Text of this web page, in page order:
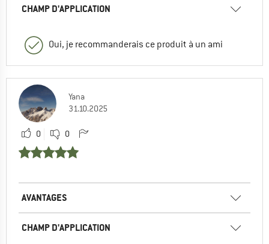
CHAMP D'APPLICATION
Oui, je recommanderais ce produit à un ami
Yana
31.10.2025
0 0
AVANTAGES
CHAMP D'APPLICATION